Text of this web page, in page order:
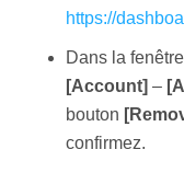
Français
https://
Dans la
[Account] –
bouton
confirmez.